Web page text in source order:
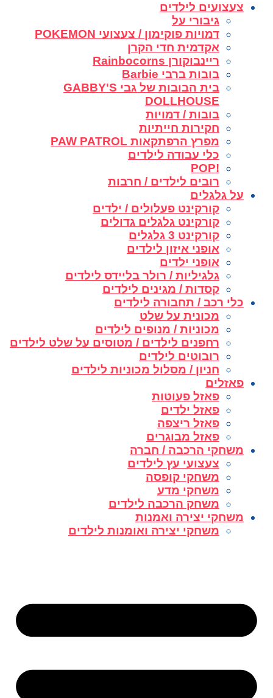
צעצועים לילדים
גיבורי על
דמויות פוקימון / צעצועי POKEMON
אקדמית חדי הקרן
ריינבוקורן Rainbocorns
בובות ברבי Barbie
בית הבובות של גבי GABBY'S
DOLLHOUSE
בובות / דמויות
חקירות חייתיות
מפרץ הרפתקאות PAW PATROL
כלי עבודה לילדים
!POP
רובים לילדים / חרבות
על גלגלים
קורקינט פעלולים / ילדים
קורקינט גלגלים גדולים
קורקינט 3 גלגלים
אופני איזון לילדים
אופני ילדים
גלגיליות / רולר בליידס לילדים
קסדות / מגינים לילדים
כלי רכב / תחבורה לילדים
מכונית על שלט
מכוניות / מנופים לילדים
רחפנים לילדים / מטוסים על שלט לילדים
רובוטים לילדים
חניון / מסלול מכוניות לילדים
פאזלים
פאזל פעוטות
פאזל ילדים
פאזל ריצפה
פאזל מבוגרים
משחקי הרכבה / חברה
צעצועי עץ לילדים
משחקי קופסה
משחקי מדע
משחק הרכבה לילדים
משחקי יצירה ואמנות
משחקי יצירה ואומנות לילדים